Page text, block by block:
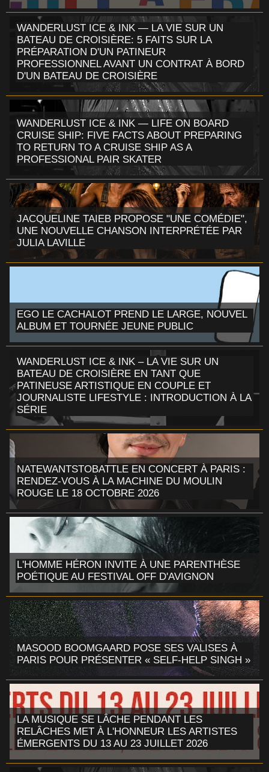
WANDERLUST ICE & INK — LA VIE SUR UN
BATEAU DE CROISIÈRE: 5 FAITS SUR LA
PRÉPARATION D'UN PATINEUR
PROFESSIONNEL AVANT UN CONTRAT À BORD
D'UN BATEAU DE CROISIÈRE
WANDERLUST ICE & INK — LIFE ON BOARD
CRUISE SHIP: FIVE FACTS ABOUT PREPARING
TO RETURN TO A CRUISE SHIP AS A
PROFESSIONAL PAIR SKATER
JACQUELINE TAIEB PROPOSE "UNE COMÉDIE",
UNE NOUVELLE CHANSON INTERPRÉTÉE PAR
JULIA LAVILLE
EGO LE CACHALOT PREND LE LARGE, NOUVEL
ALBUM ET TOURNÉE JEUNE PUBLIC
WANDERLUST ICE & INK – LA VIE SUR UN
BATEAU DE CROISIÈRE EN TANT QUE
PATINEUSE ARTISTIQUE EN COUPLE ET
JOURNALISTE LIFESTYLE : INTRODUCTION À LA
SÉRIE
NATEWANTSTOBATTLE EN CONCERT À PARIS :
RENDEZ-VOUS À LA MACHINE DU MOULIN
ROUGE LE 18 OCTOBRE 2026
L'HOMME HÉRON INVITE À UNE PARENTHÈSE
POÉTIQUE AU FESTIVAL OFF D'AVIGNON
MASOOD BOOMGAARD POSE SES VALISES À
PARIS POUR PRÉSENTER « SELF-HELP SINGH »
LA MUSIQUE SE LÂCHE PENDANT LES
RELÂCHES MET À L'HONNEUR LES ARTISTES
ÉMERGENTS DU 13 AU 23 JUILLET 2026